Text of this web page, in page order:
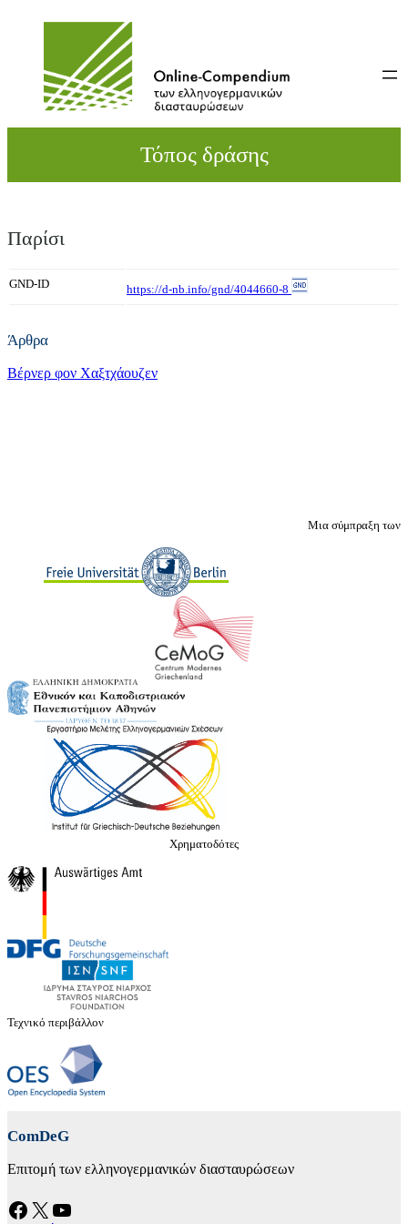
Τόπος δράσης
Παρίσι
GND-ID https://d-nb.info/gnd/4044660-8
Άρθρα
Βέρνερ φον Χαξτχάουζεν
Μια σύμπραξη των
Χρηματοδότες
Τεχνικό περιβάλλον
ComDeG
Επιτομή των ελληνογερμανικών διασταυρώσεων
Facebook X YouTube